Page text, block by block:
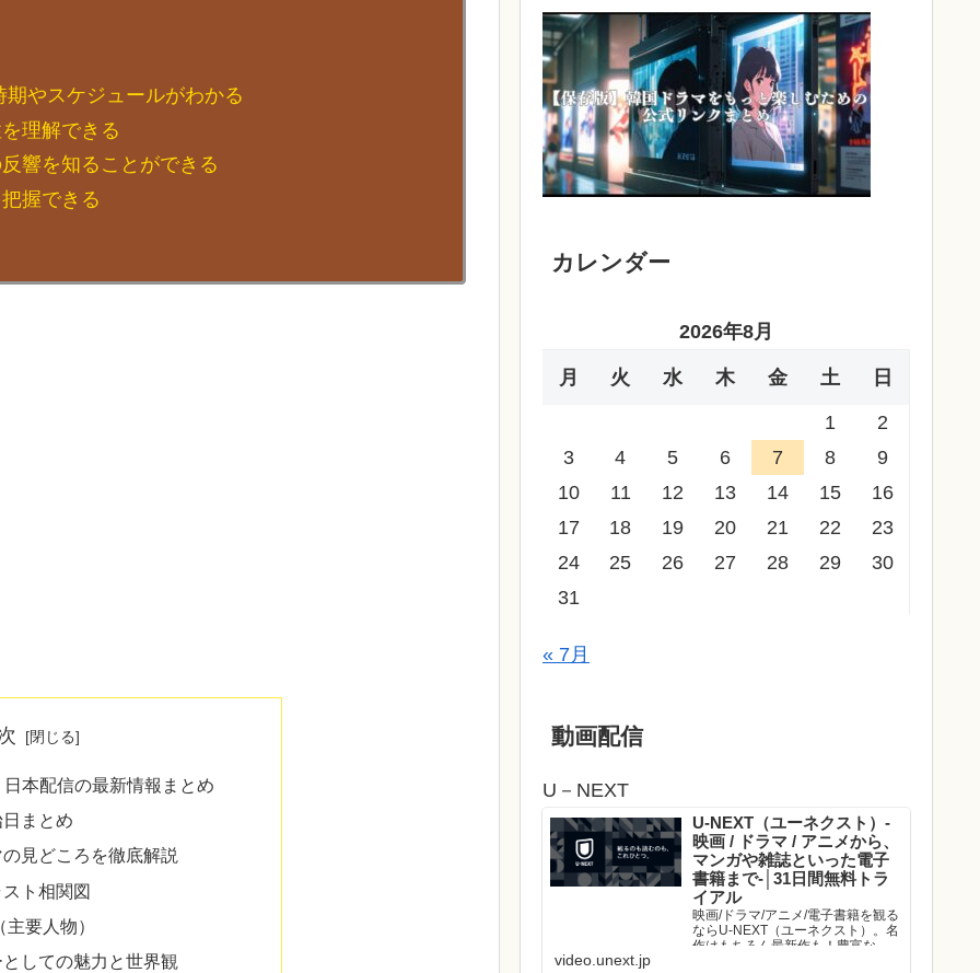
やスケジュールがわかる
理解できる
響を知ることができる
握できる
本配信の最新情報まとめ
まとめ
見どころを徹底解説
ト相関図
要人物）
しての魅力と世界観
カレンダー
2026年8月
月 火 水 木 金 土 日
1
2
3
4 5 6 7 8
9
10
11 12 13 14 15
16
17
18 19 20 21 22
23
24
25 26 27 28 29
30
31
« 7月
動画配信
U－NEXT
U-NEXT（ユーネクスト）-
映画 / ドラマ / アニメから、
マンガや雑誌といった電子
書籍まで-│31日間無料トラ
イアル
映画/ドラマ/アニメ/電子書籍を観る
ならU-NEXT（ユーネクスト）。名
作はもちろん最新作も！豊富な作
video.unext.jp